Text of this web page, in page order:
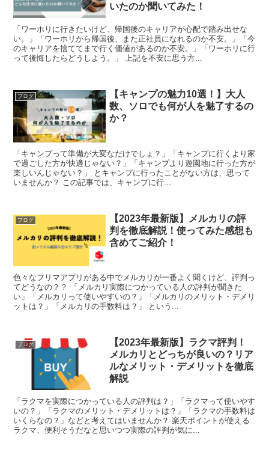
いたのか聞いてみた！
「ワーホリに行きたいけど、帰国後のキャリアが心配で踏み出せな
い。」「ワーホリから帰国後、また正社員になれるのか不安。」「今
のキャリアを捨ててまで行く価値があるのか不安。」「ワーホリに行
って後悔したらどうしよう。」 上記を不安に思う方...
ブログ
【キャンプの魅力10選！】大人
数、ソロでも何が人を魅了するの
か？
「キャンプって準備が大変なだけでしょ？」「キャンプに行くより家
で過ごした方が快適じゃない？」「キャンプより遊園地に行った方が
楽しいんじゃない？」 とキャンプに行ったことがない方は、思って
いませんか？ この記事では、キャンプに行...
ブログ
【2023年最新版】メルカリの評
判を徹底解説！使ってみた感想も
含めてご紹介！
色々なフリマアプリがある中でメルカリが一番よく聞くけど、評判っ
てどうなの？？ 「メルカリ実際につかっている人の評判が聞きた
い」「メルカリって使いやすいの？」「メルカリのメリット・デメリ
ットは？」「メルカリの手数料は？」 という...
ブログ
【2023年最新版】ラクマ評判！
メルカリとどっちが良いの？リア
ルなメリット・デメリットを徹底
解説
「ラクマを実際につかっている人の評判は？」「ラクマって使いやす
いの？」「ラクマのメリット・デメリットは？」「ラクマの手数料は
いくらなの？」などと考えてはいませんか？ 楽天ポイントが使える
ラクマ、便利そうだなと思いつつ実際の評判が気に...